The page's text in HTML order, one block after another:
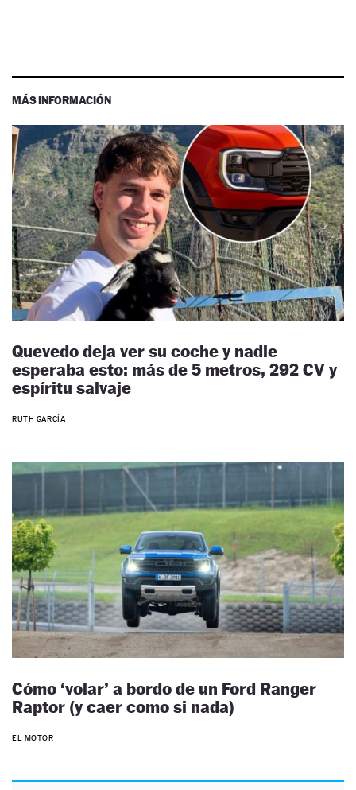
MÁS INFORMACIÓN
Quevedo deja ver su coche y nadie
esperaba esto: más de 5 metros, 292 CV y
espíritu salvaje
RUTH GARCÍA
Cómo ‘volar’ a bordo de un Ford Ranger
Raptor (y caer como si nada)
EL MOTOR